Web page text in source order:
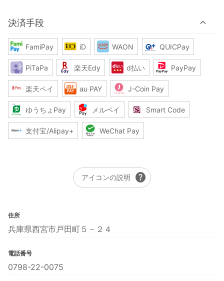
決済手段
FamiPay iD WAON QUICPay
PiTaPa 楽天Edy d払い PayPay
楽天ペイ au PAY J-Coin Pay
ゆうちょPay メルペイ Smart Code
支付宝/Alipay+ WeChat Pay
アイコンの説明 help
住所
兵庫県西宮市戸田町５－２４
電話番号
0798-22-0075